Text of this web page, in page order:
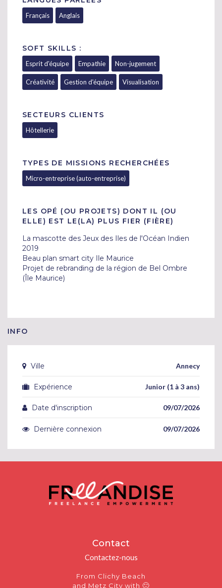
Français Anglais
SOFT SKILLS :
Esprit d'équipe Empathie Non-jugement
Créativité Gestion d'équipe Visualisation
SECTEURS CLIENTS
Hôtellerie
TYPES DE MISSIONS RECHERCHÉES
Micro-entreprise (auto-entreprise)
LES OPÉ (OU PROJETS) DONT IL (OU
ELLE) EST LE(LA) PLUS FIER (FIÈRE)
La mascotte des Jeux des Iles de l'Océan Indien
2019
Beau plan smart city Ile Maurice
Projet de rebranding de la région de Bel Ombre
(Île Maurice)
INFO
Ville Annecy
Expérience Junior (1 à 3 ans)
Date d'inscription 09/07/2026
Dernière connexion 09/07/2026
Contact
Contactez-nous
From Clichy Beach
and Metz City with 🙂